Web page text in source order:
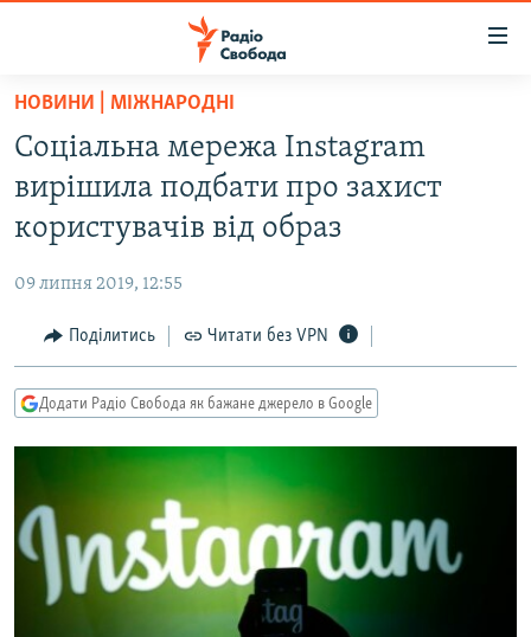
Перейти
основного
матеріалу
Перейти
до
основної
Перейти
до
пошуку
ВСЕ ЗА ДОБУ
СТАТТІ
СУСПІЛЬСТВО
СВІТ
РОСІЙСЬКА «ФІЛЬТРАЦІЯ»
ДОНБАС.РЕАЛІЇ
ТИ ЯК?
КИТАЙ.ВИКЛИКИ
МУЛЬТИМЕДІА
ФОТО
НОВИНИ | МІЖНАРОДНІ
Соціальна мережа Instagram
вирішила подбати про захист
користувачів від образ
09 липня 2019, 12:55
Поділитись Читати без VPN
Додати Радіо Свобода як бажане джерело в Google